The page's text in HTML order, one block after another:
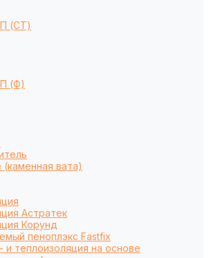
(СТ)
(Ф)
вата)
Астратек
Корунд
пеноплэкс Fastfix
и теплоизоляция на основе